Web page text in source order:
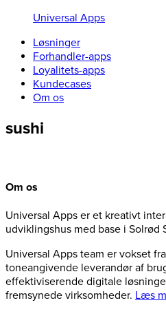
Universal Apps
Løsninger
Forhandler-apps
Loyalitets-apps
Kundecases
Om os
sushi
Om os
Universal Apps er et kreativt
udviklingshus med base i Solrød
Universal Apps team er vokset
toneangivende leverandør af
effektiviserende digitale
fremsynede virksomheder. Læs